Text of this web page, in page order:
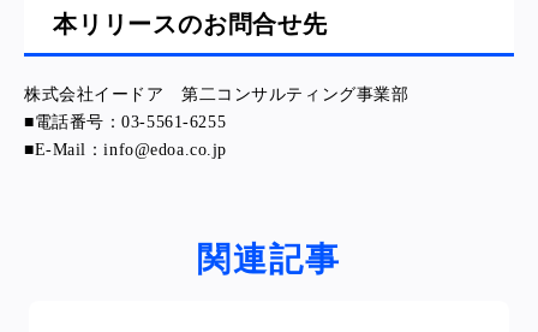
本リリースのお問合せ先
株式会社イードア 第二コンサルティング事業部
■電話番号：03-5561-6255
■E-Mail：info@edoa.co.jp
関連記事